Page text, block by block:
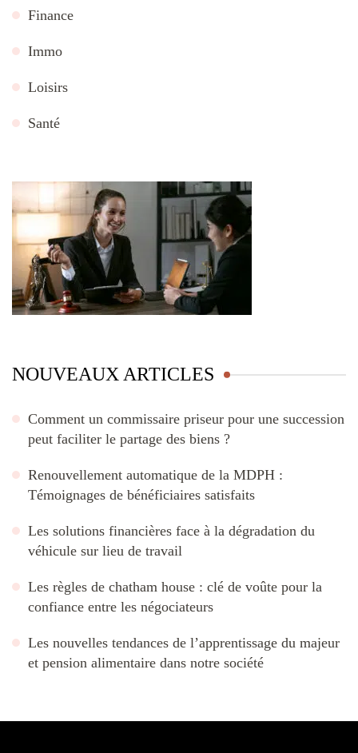
Finance
Immo
Loisirs
Santé
NOUVEAUX ARTICLES
Comment un commissaire priseur pour une succession
peut faciliter le partage des biens ?
Renouvellement automatique de la MDPH :
Témoignages de bénéficiaires satisfaits
Les solutions financières face à la dégradation du
véhicule sur lieu de travail
Les règles de chatham house : clé de voûte pour la
confiance entre les négociateurs
Les nouvelles tendances de l’apprentissage du majeur
et pension alimentaire dans notre société